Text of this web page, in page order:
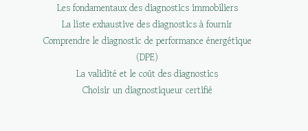
Les fondamentaux des diagnostics immobiliers
La liste exhaustive des diagnostics à fournir
Comprendre le diagnostic de performance énergétique
(DPE)
La validité et le coût des diagnostics
Choisir un diagnostiqueur certifié